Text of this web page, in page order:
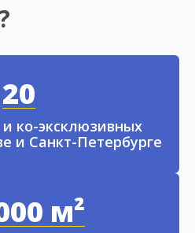
20
ко-эксклюзивных
и Санкт-Петербурге
м²